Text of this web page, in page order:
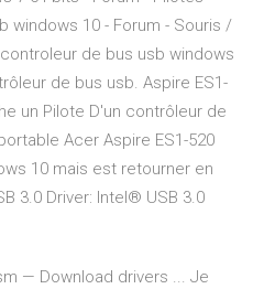
windows 10 - Forum - Souris /
de bus usb windows
de bus usb. Aspire ES1-
un Pilote D'un contrôleur de
Acer Aspire ES1-520
10 mais est retourner en
3.0 Driver: Intel® USB 3.0
— Download drivers ... Je